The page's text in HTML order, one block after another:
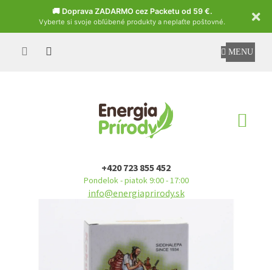
🚚 Doprava ZADARMO cez Packetu od 59 €.
Vyberte si svoje obľúbené produkty a neplaťte poštovné.
Czech
+420 723 855 452
Pondelok - piatok 9:00 - 17:00
info@energiaprirody.sk